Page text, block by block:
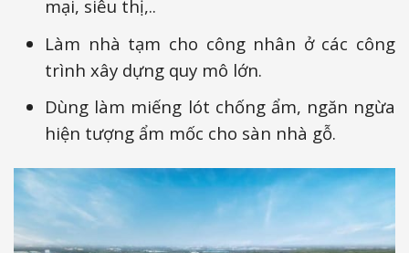
mại, siêu thị,..
Làm nhà tạm cho công nhân ở các công
trình xây dựng quy mô lớn.
Dùng làm miếng lót chống ẩm, ngăn ngừa
hiện tượng ẩm mốc cho sàn nhà gỗ.